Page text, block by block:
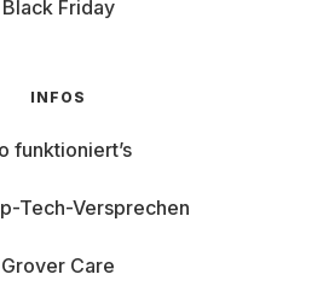
Black Friday
INFOS
funktioniert’s
Tech-Versprechen
Grover Care